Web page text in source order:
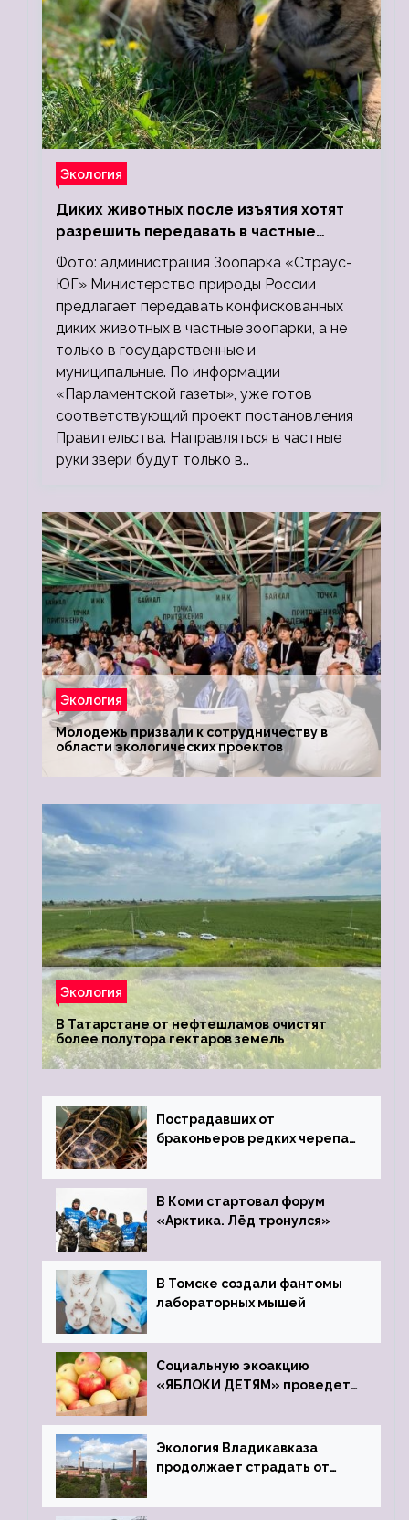
Экология
Диких животных после изъятия хотят
разрешить передавать в частные
зоопарки
Фото: администрация Зоопарка «Страус-
ЮГ» Министерство природы России
предлагает передавать конфискованных
диких животных в частные зоопарки, а не
только в государственные и
муниципальные. По информации
«Парламентской газеты», уже готов
соответствующий проект постановления
Правительства. Направляться в частные
руки звери будут только в…
Экология
Молодежь призвали к сотрудничеству в
области экологических проектов
Экология
В Татарстане от нефтешламов очистят
более полутора гектаров земель
Пострадавших от
браконьеров редких черепах
зоопарк
В Коми стартовал форум
«Арктика. Лёд тронулся»
В Томске создали фантомы
лабораторных мышей
Социальную экоакцию
«ЯБЛОКИ ДЕТЯМ» проведет
Экология Владикавказа
продолжает страдать от